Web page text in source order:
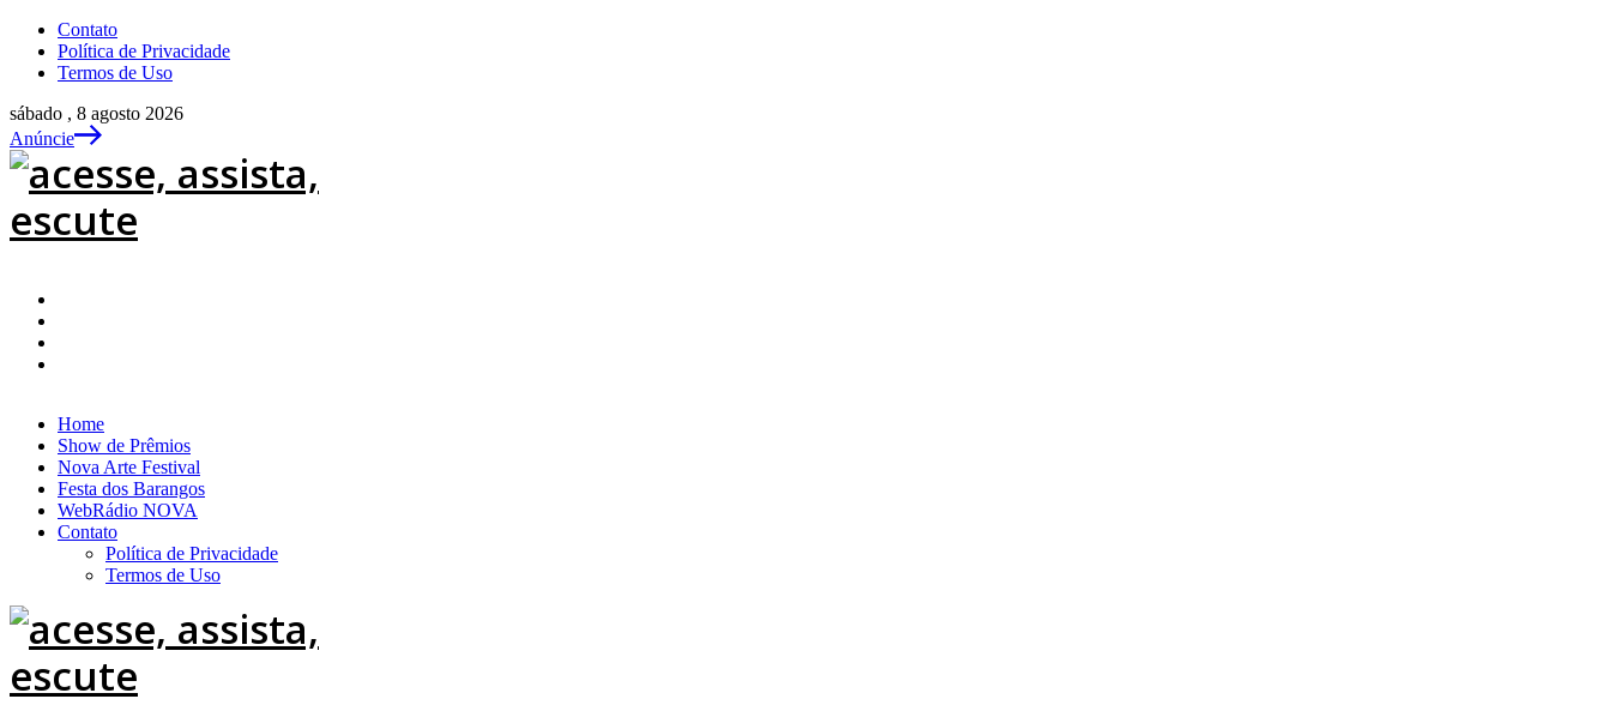
Contato
Política de Privacidade
Termos de Uso
sábado , 8 agosto 2026
Anúncie
Home
Show de Prêmios
Nova Arte Festival
Festa dos Barangos
WebRádio NOVA
Contato
Política de Privacidade
Termos de Uso